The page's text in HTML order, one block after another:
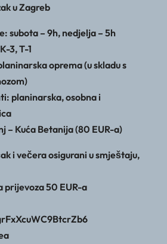
u Zagreb
subota – 9h, nedjelja – 5h
3, T-1
oprema (u skladu s
planinarska, osobna i
– Kuća Betanija (80 EUR-a)
i večera osigurani u smještaju,
prijevoza 50 EUR-a